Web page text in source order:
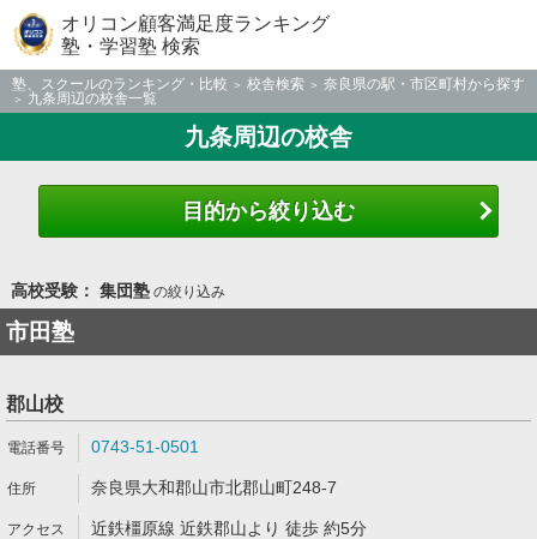
オリコン顧客満足度ランキング
塾・学習塾 検索
塾、スクールのランキング・比較 校舎検索
奈良県の駅・市区町村から探す
九条周辺の校舎一覧
九条周辺の校舎
目的から絞り込む
高校受験： 集団塾の絞り込み
市田塾
郡山校
0743-51-0501
奈良県大和郡山市北郡山町248-7
近鉄橿原線 近鉄郡山より 徒歩 約5分